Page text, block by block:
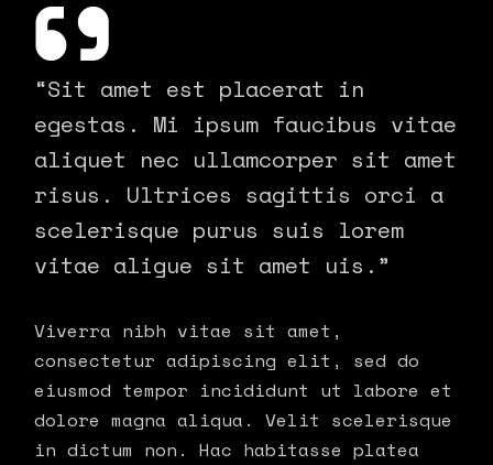
“Sit amet est placerat in
egestas. Mi ipsum faucibus vitae
aliquet nec ullamcorper sit amet
risus. Ultrices sagittis orci a
scelerisque purus suis lorem
vitae aligue sit amet uis.”
Viverra nibh vitae sit amet,
consectetur adipiscing elit, sed do
eiusmod tempor incididunt ut labore et
dolore magna aliqua. Velit scelerisque
in dictum non. Hac habitasse platea